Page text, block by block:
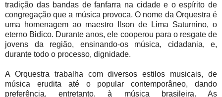
tradição das bandas de fanfarra na cidade e o espírito de
congregação que a música provoca. O nome da Orquestra é
uma homenagem ao maestro Ilson de Lima Saturnino, o
eterno Bidico. Durante anos, ele cooperou para o resgate de
jovens da região, ensinando-os música, cidadania, e,
durante todo o processo, dignidade.
A Orquestra trabalha com diversos estilos musicais, de
música erudita até o popular contemporâneo, dando
preferência, entretanto, à música brasileira. As